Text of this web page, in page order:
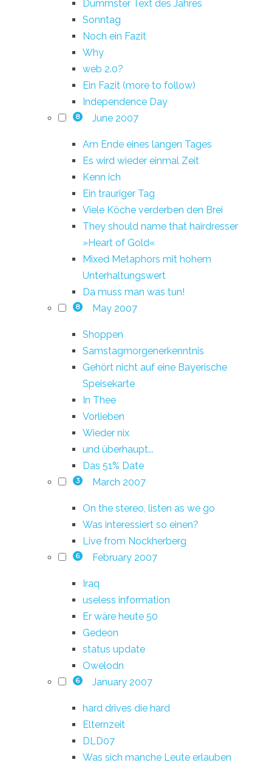
Dümmster Text des Jahres
Sonntag
Noch ein Fazit
Why
web 2.0?
Ein Fazit (more to follow)
Independence Day
8 June 2007
Am Ende eines langen Tages
Es wird wieder einmal Zeit
Kenn ich
Ein trauriger Tag
Viele Köche verderben den Brei
They should name that hairdresser
»Heart of Gold«
Mixed Metaphors mit hohem
Unterhaltungswert
Da muss man was tun!
8 May 2007
Shoppen
Samstagmorgenerkenntnis
Gehört nicht auf eine Bayerische
Speisekarte
In Thee
Vorlieben
Wieder nix
und überhaupt...
Das 51% Date
3 March 2007
On the stereo, listen as we go
Was interessiert so einen?
Live from Nockherberg
6 February 2007
Iraq
useless information
Er wäre heute 50
Gedeon
status update
Owelodn
6 January 2007
hard drives die hard
Elternzeit
DLD07
Was sich manche Leute erlauben